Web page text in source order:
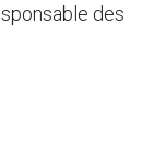
des